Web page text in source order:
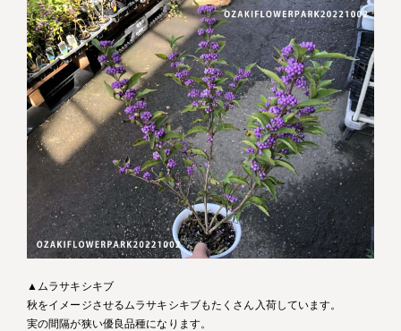
▲ムラサキシキブ
秋をイメージさせるムラサキシキブもたくさん入荷しています。
実の間隔が狭い優良品種になります。